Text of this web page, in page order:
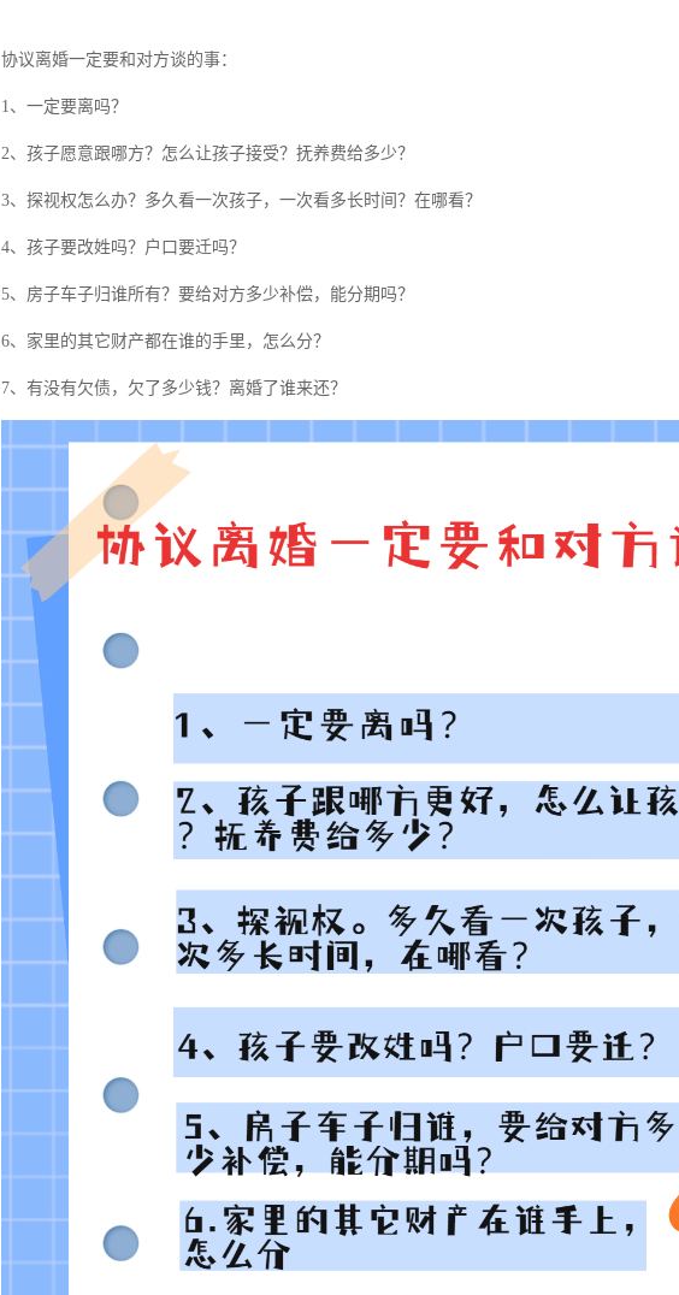
协议离婚一定要和对方谈的事：
1、 一定要离吗？
2、 孩子愿意跟哪方？怎么让孩子接受？抚养费给多少？
3、 探视权怎么办？多久看一次孩子，一次看多长时间？在哪看？
4、 孩子要改姓吗？户口要迁吗？
5、 房子车子归谁所有？要给对方多少补偿，能分期吗？
6、 家里的其它财产都在谁的手里，怎么分？
7、 有没有欠债，欠了多少钱？离婚了谁来还？